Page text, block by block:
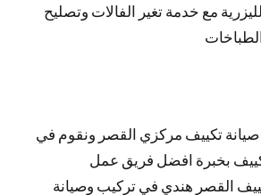
مع خدمة تغير الفالات وتصليح
صيانة تكييف مركزي القصر ونقوم في
بخبرة افضل فريق عمل
القصر هندي في تركيب وصيانة